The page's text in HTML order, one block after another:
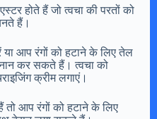
होते हैं जो त्वचा की परतों को
हैं।
या आप रंगों को हटाने के लिए तेल
कर सकते हैं। त्वचा को
क्रीम लगाएं।
तो आप रंगों को हटाने के लिए